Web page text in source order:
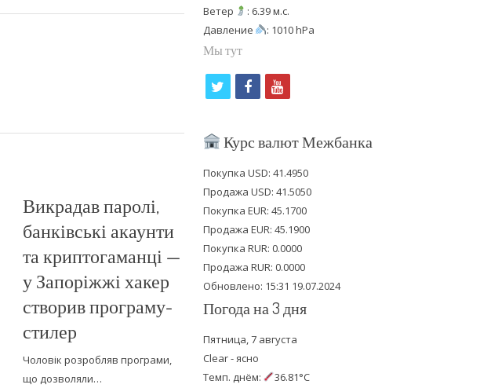
Викрадав паролі,
банківські акаунти
та криптогаманці —
у Запоріжжі хакер
створив програму-
стилер
Чоловік розробляв програми,
що дозволяли…
Ветер
: 6.39 м.с.
Давление
: 1010 hPa
Мы тут
i
t
e
r
f
c
b
o
o
k
y
u
u
b
e
Курс валют Межбанка
Покупка USD: 41.4950
Продажа USD: 41.5050
Покупка EUR: 45.1700
Продажа EUR: 45.1900
Покупка RUR: 0.0000
Продажа RUR: 0.0000
Обновлено: 15:31 19.07.2024
Погода на 3 дня
Пятница, 7 августа
Clear - ясно
Темп. днём:
36.81°C